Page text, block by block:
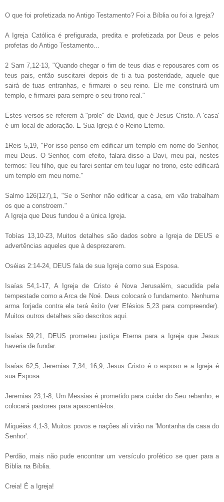
O que foi profetizada no Antigo Testamento? Foi a Bíblia ou foi a Igreja?
A Igreja Católica é prefigurada, predita e profetizada por Deus e pelos
profetas do Antigo Testamento...
2 Sam 7,12-13, "Quando chegar o fim de teus dias e repousares com os
teus pais, então suscitarei depois de ti a tua posteridade, aquele que
sairá de tuas entranhas, e firmarei o seu reino. Ele me construirá um
templo, e firmarei para sempre o seu trono real."
Estes versos se referem à "prole" de David, que é Jesus Cristo. A 'casa'
é um local de adoração. E Sua Igreja é o Reino Eterno.
1Reis 5,19, "Por isso penso em edificar um templo em nome do Senhor,
meu Deus. O Senhor, com efeito, falara disso a Davi, meu pai, nestes
termos: Teu filho, que eu farei sentar em teu lugar no trono, este edificará
um templo em meu nome."
Salmo 126(127),1, "Se o Senhor não edificar a casa, em vão trabalham
os que a constroem."
A Igreja que Deus fundou é a única Igreja.
Tobías 13,10-23, Muitos detalhes são dados sobre a Igreja de DEUS e
advertências aqueles que à desprezarem.
Oséias 2:14-24, DEUS fala de sua Igreja como sua Esposa.
Isaías 54,1-17, A Igreja de Cristo é Nova Jerusalém, sacudida pela
tempestade como a Arca de Noé. Deus colocará o fundamento. Nenhuma
arma forjada contra ela terá êxito (ver Efésios 5,23 para compreender).
Muitos outros detalhes são descritos aqui.
Isaías 59,21, DEUS prometeu justiça Eterna para a Igreja que Jesus
haveria de fundar.
Isaías 62,5, Jeremias 7,34, 16,9, Jesus Cristo é o esposo e a Igreja é
sua Esposa.
Jeremias 23,1-8, Um Messias é prometido para cuidar do Seu rebanho, e
colocará pastores para apascentá-los.
Miquéias 4,1-3, Muitos povos e nações ali virão na 'Montanha da casa do
Senhor'.
Perdão, mais não pude encontrar um versículo profético se quer para a
Bíblia na Bíblia.
Creia! É a Igreja!